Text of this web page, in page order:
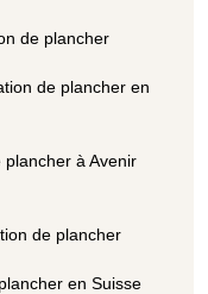
de plancher
de plancher en
plancher à Avenir
de plancher
en Suisse